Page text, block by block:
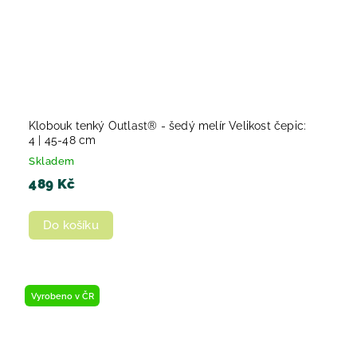
Klobouk tenký Outlast® - šedý melír Velikost čepic:
4 | 45-48 cm
Skladem
489 Kč
Do košíku
Vyrobeno v ČR